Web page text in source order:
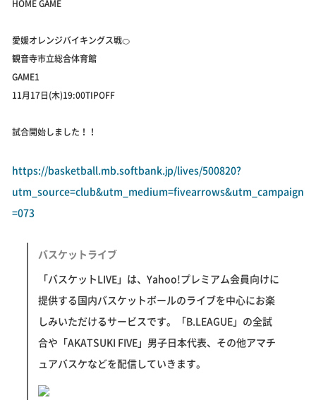
HOME GAME
愛媛オレンジバイキングス戦🍊
観音寺市立総合体育館
GAME1
11月17日(木)19:00TIPOFF
試合開始しました！！
https://basketball.mb.softbank.jp/lives/500820?
utm_source=club&utm_medium=fivearrows&utm_campaign
=073
バスケットライブ
「バスケットLIVE」は、Yahoo!プレミアム会員向けに
提供する国内バスケットボールのライブを中心にお楽
しみいただけるサービスです。「B.LEAGUE」の全試
合や「AKATSUKI FIVE」男子日本代表、その他アマチ
ュアバスケなどを配信していきます。